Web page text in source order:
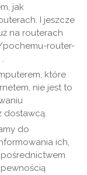
jak
I jeszcze
na routerach
router-
które
nie jest to
dostawcą.
do
ich,